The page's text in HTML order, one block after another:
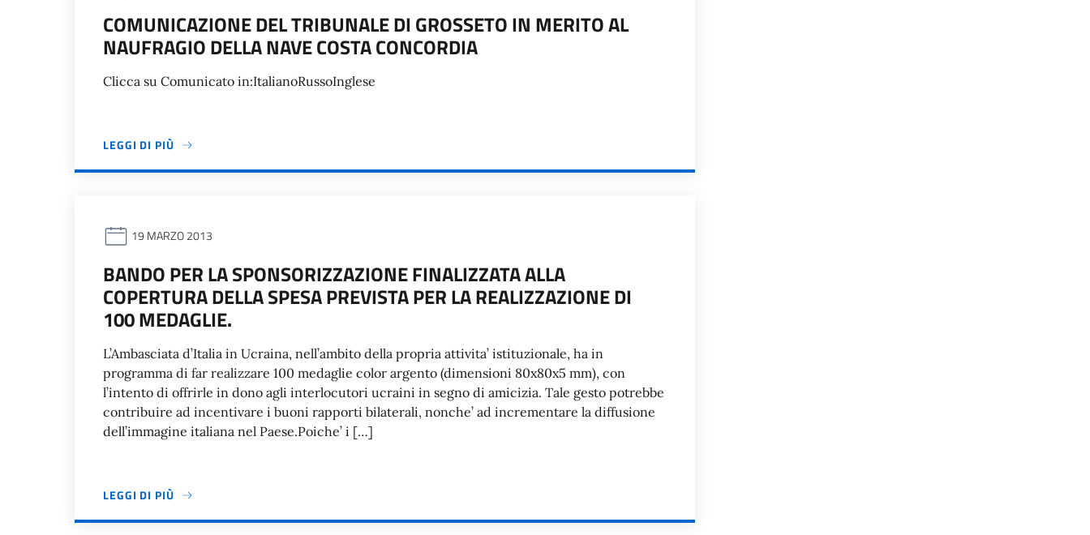
COMUNICAZIONE DEL TRIBUNALE DI GROSSETO IN MERITO AL
NAUFRAGIO DELLA NAVE COSTA CONCORDIA
Clicca su Comunicato in:ItalianoRussoInglese
LEGGI DI PIÙ
19 MARZO 2013
BANDO PER LA SPONSORIZZAZIONE FINALIZZATA ALLA
COPERTURA DELLA SPESA PREVISTA PER LA REALIZZAZIONE DI
100 MEDAGLIE.
L’Ambasciata d’Italia in Ucraina, nell’ambito della propria attivita’ istituzionale, ha in
programma di far realizzare 100 medaglie color argento (dimensioni 80x80x5 mm), con
l’intento di offrirle in dono agli interlocutori ucraini in segno di amicizia. Tale gesto potrebbe
contribuire ad incentivare i buoni rapporti bilaterali, nonche’ ad incrementare la diffusione
dell’immagine italiana nel Paese.Poiche’ i […]
LEGGI DI PIÙ